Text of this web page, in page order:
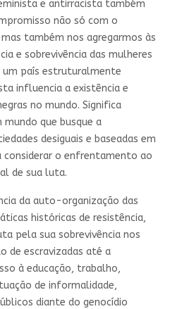
e antirracista também
não só com o
também nos agregarmos às
e sobrevivência das mulheres
um país estruturalmente
influencia a existência e
no mundo. Significa
que busque a
desiguais e baseadas em
considerar o enfrentamento ao
de sua luta.
da auto-organização das
históricas de resistência,
pela sua sobrevivência nos
de escravizadas até a
à educação, trabalho,
de informalidade,
diante do genocídio